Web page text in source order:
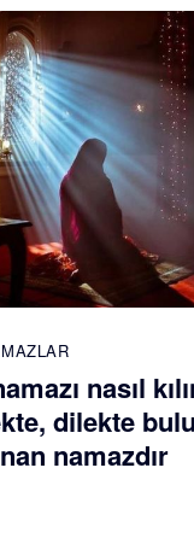
nasıl
dilekte
namazdır